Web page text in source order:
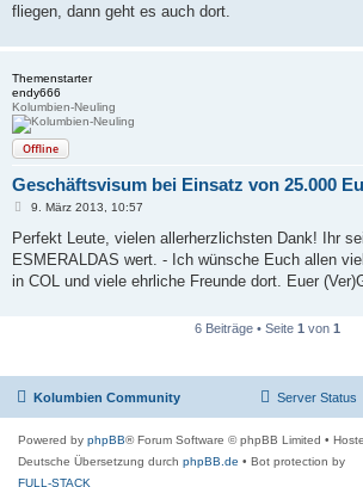
fliegen, dann geht es auch dort.
Themenstarter
endy666
Kolumbien-Neuling
Offline
Geschäftsvisum bei Einsatz von 25.000
B
i
r
a
9. März 2013, 10:57
Perfekt Leute, vielen allerherzlichsten Dank! Ihr
ESMERALDAS wert. - Ich wünsche Euch allen
in COL und viele ehrliche Freunde dort. Euer
6 Beiträge • Seite 1 von 1
Kolumbien Community Server Status
Powered by phpBB® Forum Software © phpBB Limited •
Deutsche Übersetzung durch phpBB.de • Bot protection by
FULL-STACK